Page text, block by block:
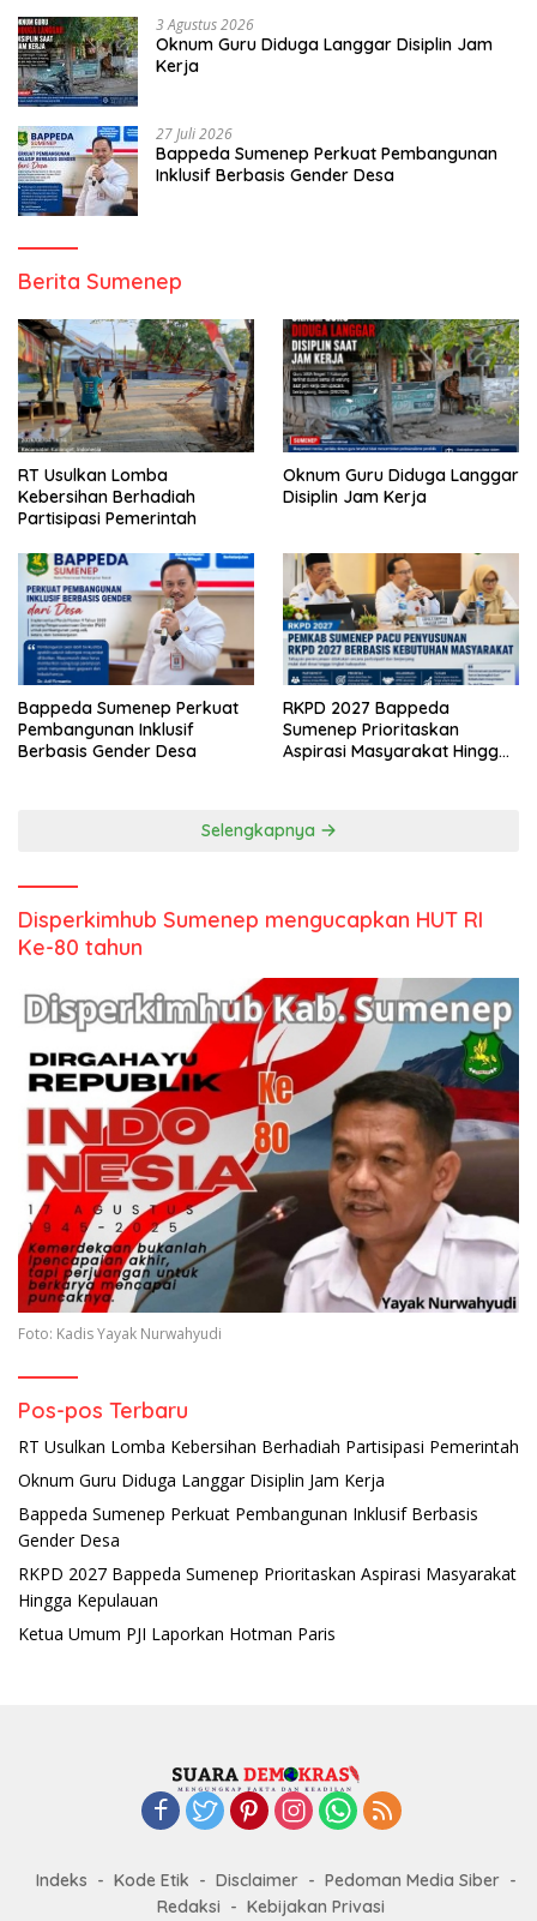
3 Agustus 2026
Oknum Guru Diduga Langgar Disiplin Jam
Kerja
27 Juli 2026
Bappeda Sumenep Perkuat Pembangunan
Inklusif Berbasis Gender Desa
Berita Sumenep
RT Usulkan Lomba
Kebersihan Berhadiah
Partisipasi Pemerintah
Oknum Guru Diduga Langgar
Disiplin Jam Kerja
Bappeda Sumenep Perkuat
Pembangunan Inklusif
Berbasis Gender Desa
RKPD 2027 Bappeda
Sumenep Prioritaskan
Aspirasi Masyarakat Hingga
Selengkapnya
Disperkimhub Sumenep mengucapkan HUT RI
Ke-80 tahun
Foto: Kadis Yayak Nurwahyudi
Pos-pos Terbaru
RT Usulkan Lomba Kebersihan Berhadiah Partisipasi Pemerintah
Oknum Guru Diduga Langgar Disiplin Jam Kerja
Bappeda Sumenep Perkuat Pembangunan Inklusif Berbasis
Gender Desa
RKPD 2027 Bappeda Sumenep Prioritaskan Aspirasi Masyarakat
Hingga Kepulauan
Ketua Umum PJI Laporkan Hotman Paris
Indeks Kode Etik Disclaimer
Pedoman Media Siber
Redaksi
Kebijakan Privasi